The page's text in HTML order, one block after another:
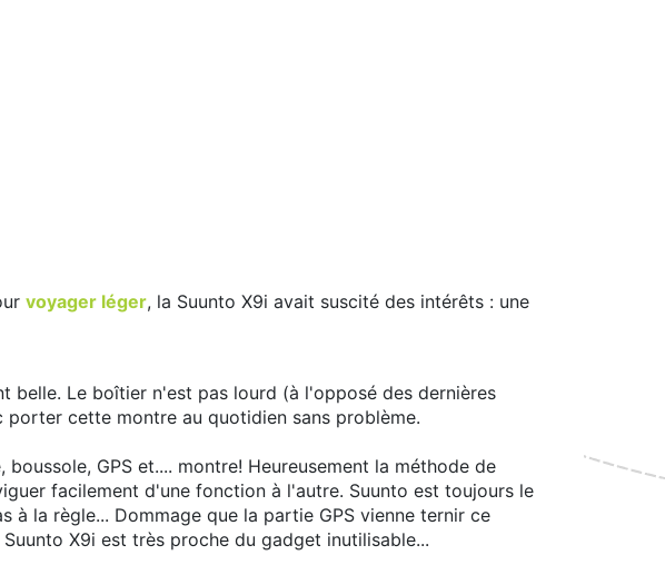
voyager léger, la Suunto X9i avait suscité des intérêts : une
belle. Le boîtier n'est pas lourd (à l'opposé des dernières
cette montre au quotidien sans problème.
GPS et.... montre! Heureusement la méthode de
facilement d'une fonction à l'autre. Suunto est toujours le
la règle... Dommage que la partie GPS vienne ternir ce
X9i est très proche du gadget inutilisable...